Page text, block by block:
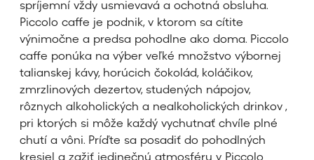
spríjemní vždy usmievavá a ochotná obsluha.
Piccolo caffe je podnik, v ktorom sa cítite
výnimočne a predsa pohodlne ako doma. Piccolo
caffe ponúka na výber veľké množstvo výbornej
talianskej kávy, horúcich čokolád, koláčikov,
zmrzlinových dezertov, studených nápojov,
rôznych alkoholických a nealkoholických drinkov ,
pri ktorých si môže každý vychutnať chvíle plné
chutí a vôni. Príďte sa posadiť do pohodlných